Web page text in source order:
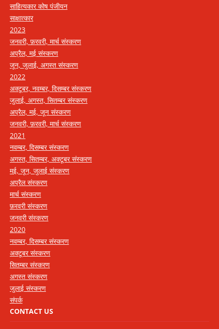
साहित्यकार कोष पंजीयन
साक्षात्कार
2023
जनवरी, फ़रवरी, मार्च संस्करण
अप्रैल, मई संस्करण
जून, जुलाई, अगस्त संस्करण
2022
अक्टूबर, नवम्बर, दिसम्बर संस्करण
जुलाई, अगस्त, सितम्बर संस्करण
अप्रैल, मई, जून संस्करण
जनवरी, फ़रवरी, मार्च संस्करण
2021
नवम्बर, दिसम्बर संस्करण
अगस्त, सितम्बर, अक्टूबर संस्करण
मई, जून, जुलाई संस्करण
अप्रैल संस्करण
मार्च संस्करण
फ़रवरी संस्करण
जनवरी संस्करण
2020
नवम्बर, दिसम्बर संस्करण
अक्टूबर संस्करण
सितम्बर संस्करण
अगस्त संस्करण
जुलाई संस्करण
संपर्क
CONTACT US